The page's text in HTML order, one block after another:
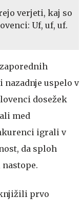
verjeti, kaj so
Uf, uf, uf.
nazadnje uspelo v
dosežek
med
igrali v
da sploh